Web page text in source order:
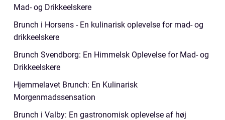
Mad- og Drikkeelskere
Brunch i Horsens - En kulinarisk oplevelse for mad- og
drikkeelskere
Brunch Svendborg: En Himmelsk Oplevelse for Mad- og
Drikkeelskere
Hjemmelavet Brunch: En Kulinarisk
Morgenmadssensation
Brunch i Valby: En gastronomisk oplevelse af høj